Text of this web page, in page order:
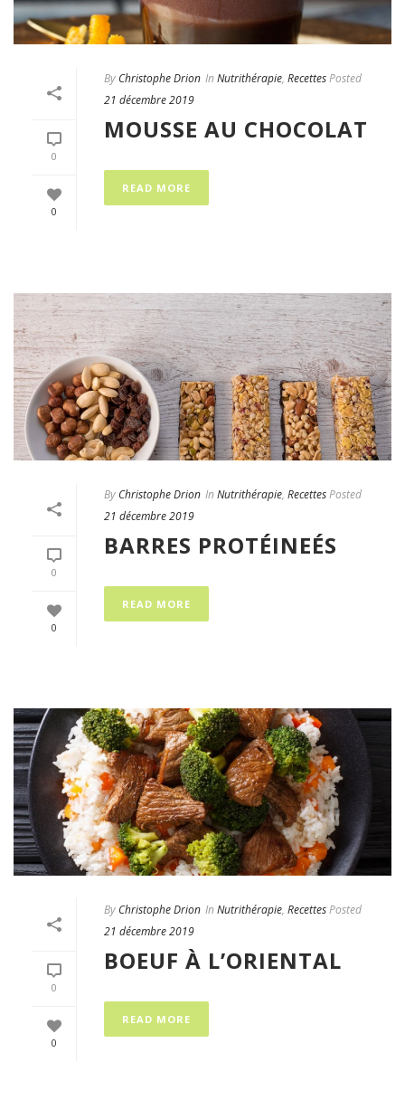
0
0
By Christophe Drion In Nutrithérapie, RecettesPosted
21 décembre 2019
MOUSSE AU CHOCOLAT
READ MORE
0
0
By Christophe Drion In Nutrithérapie, RecettesPosted
21 décembre 2019
BARRES PROTÉINEÉS
READ MORE
0
0
By Christophe Drion In Nutrithérapie, RecettesPosted
21 décembre 2019
BOEUF À L’ORIENTAL
READ MORE